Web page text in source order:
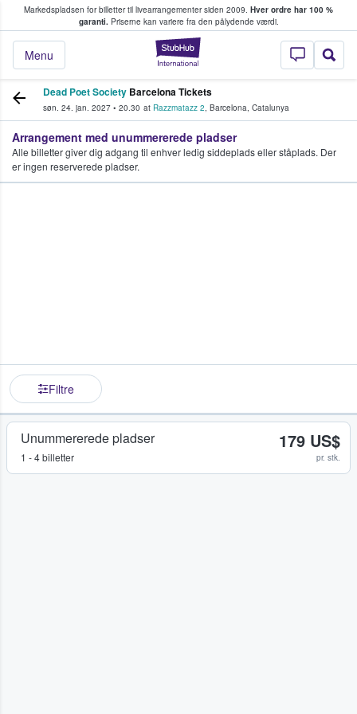
Markedspladsen for billetter til livearrangementer siden 2009. Hver ordre har 100 %
garanti.Priserne kan variere fra den pålydende værdi.
StubHub - Hvor
Menu
køber og sælger billetter
Dead Poet Society Barcelona Tickets
søn. 24. jan. 2027 • 20.30 at Razzmatazz 2, Barcelona, Catalunya
Arrangement med unummererede pladser
Alle billetter giver dig adgang til enhver ledig siddeplads eller ståplads. Der
er ingen reserverede pladser.
Filtre
Unummererede pladser
1 - 4 billetter
179 US$
pr. stk.